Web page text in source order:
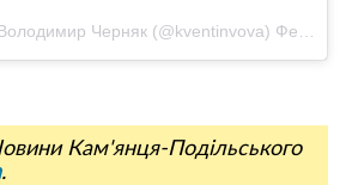
Черняк (@kventinvova) Фев 11 2017 в 11:11 PST
Кам'янця-Подільського
.